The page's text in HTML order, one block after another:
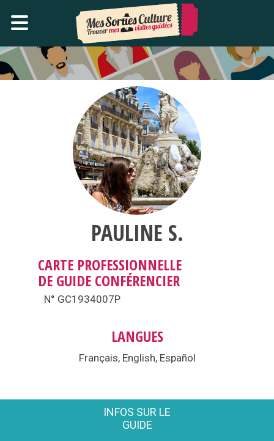
PAULINE S.
CARTE PROFESSIONNELLE
DE GUIDE CONFÉRENCIER
N° GC1934007P
LANGUES
Français, English, Español
INFOS SUR LE
GUIDE